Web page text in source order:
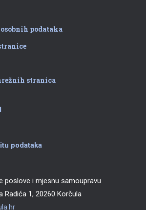
podataka
stranica
podataka
poslove i mjesnu samoupravu
Radića 1, 20260 Korčula